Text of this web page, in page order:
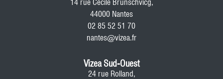
14 rue Cécile Brunschvicg,
44000 Nantes
02 85 52 51 70
nantes@vizea.fr
Vizea Sud-Ouest
24 rue Rolland,